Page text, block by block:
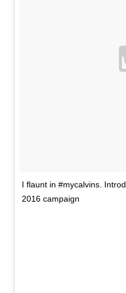
I flaunt in #mycalvins.
2016 campaign